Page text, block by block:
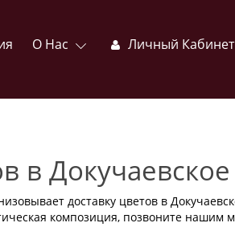
О Нас Личный Кабинет
в Докучаевское
доставку цветов в
композиция, позвоните нашим